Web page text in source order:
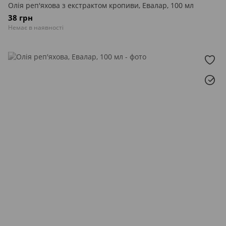
Олія реп'яхова з екстрактом кропиви, Евалар, 100 мл
38 грн
Немає в наявності